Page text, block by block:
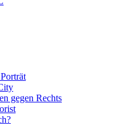
gegen Rechts